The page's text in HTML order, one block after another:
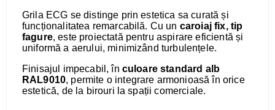
Grila ECG se distinge prin estetica sa curată și
funcționalitatea remarcabilă. Cu un caroiaj fix, tip
fagure, este proiectată pentru aspirare eficientă și
uniformă a aerului, minimizând turbulențele.
Finisajul impecabil, în culoare standard alb
RAL9010, permite o integrare armonioasă în orice
estetică, de la birouri la spații comerciale.